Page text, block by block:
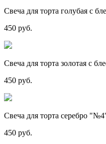
Свеча для торта голубая с
450 руб.
Свеча для торта золотая с
450 руб.
Свеча для торта серебро
450 руб.